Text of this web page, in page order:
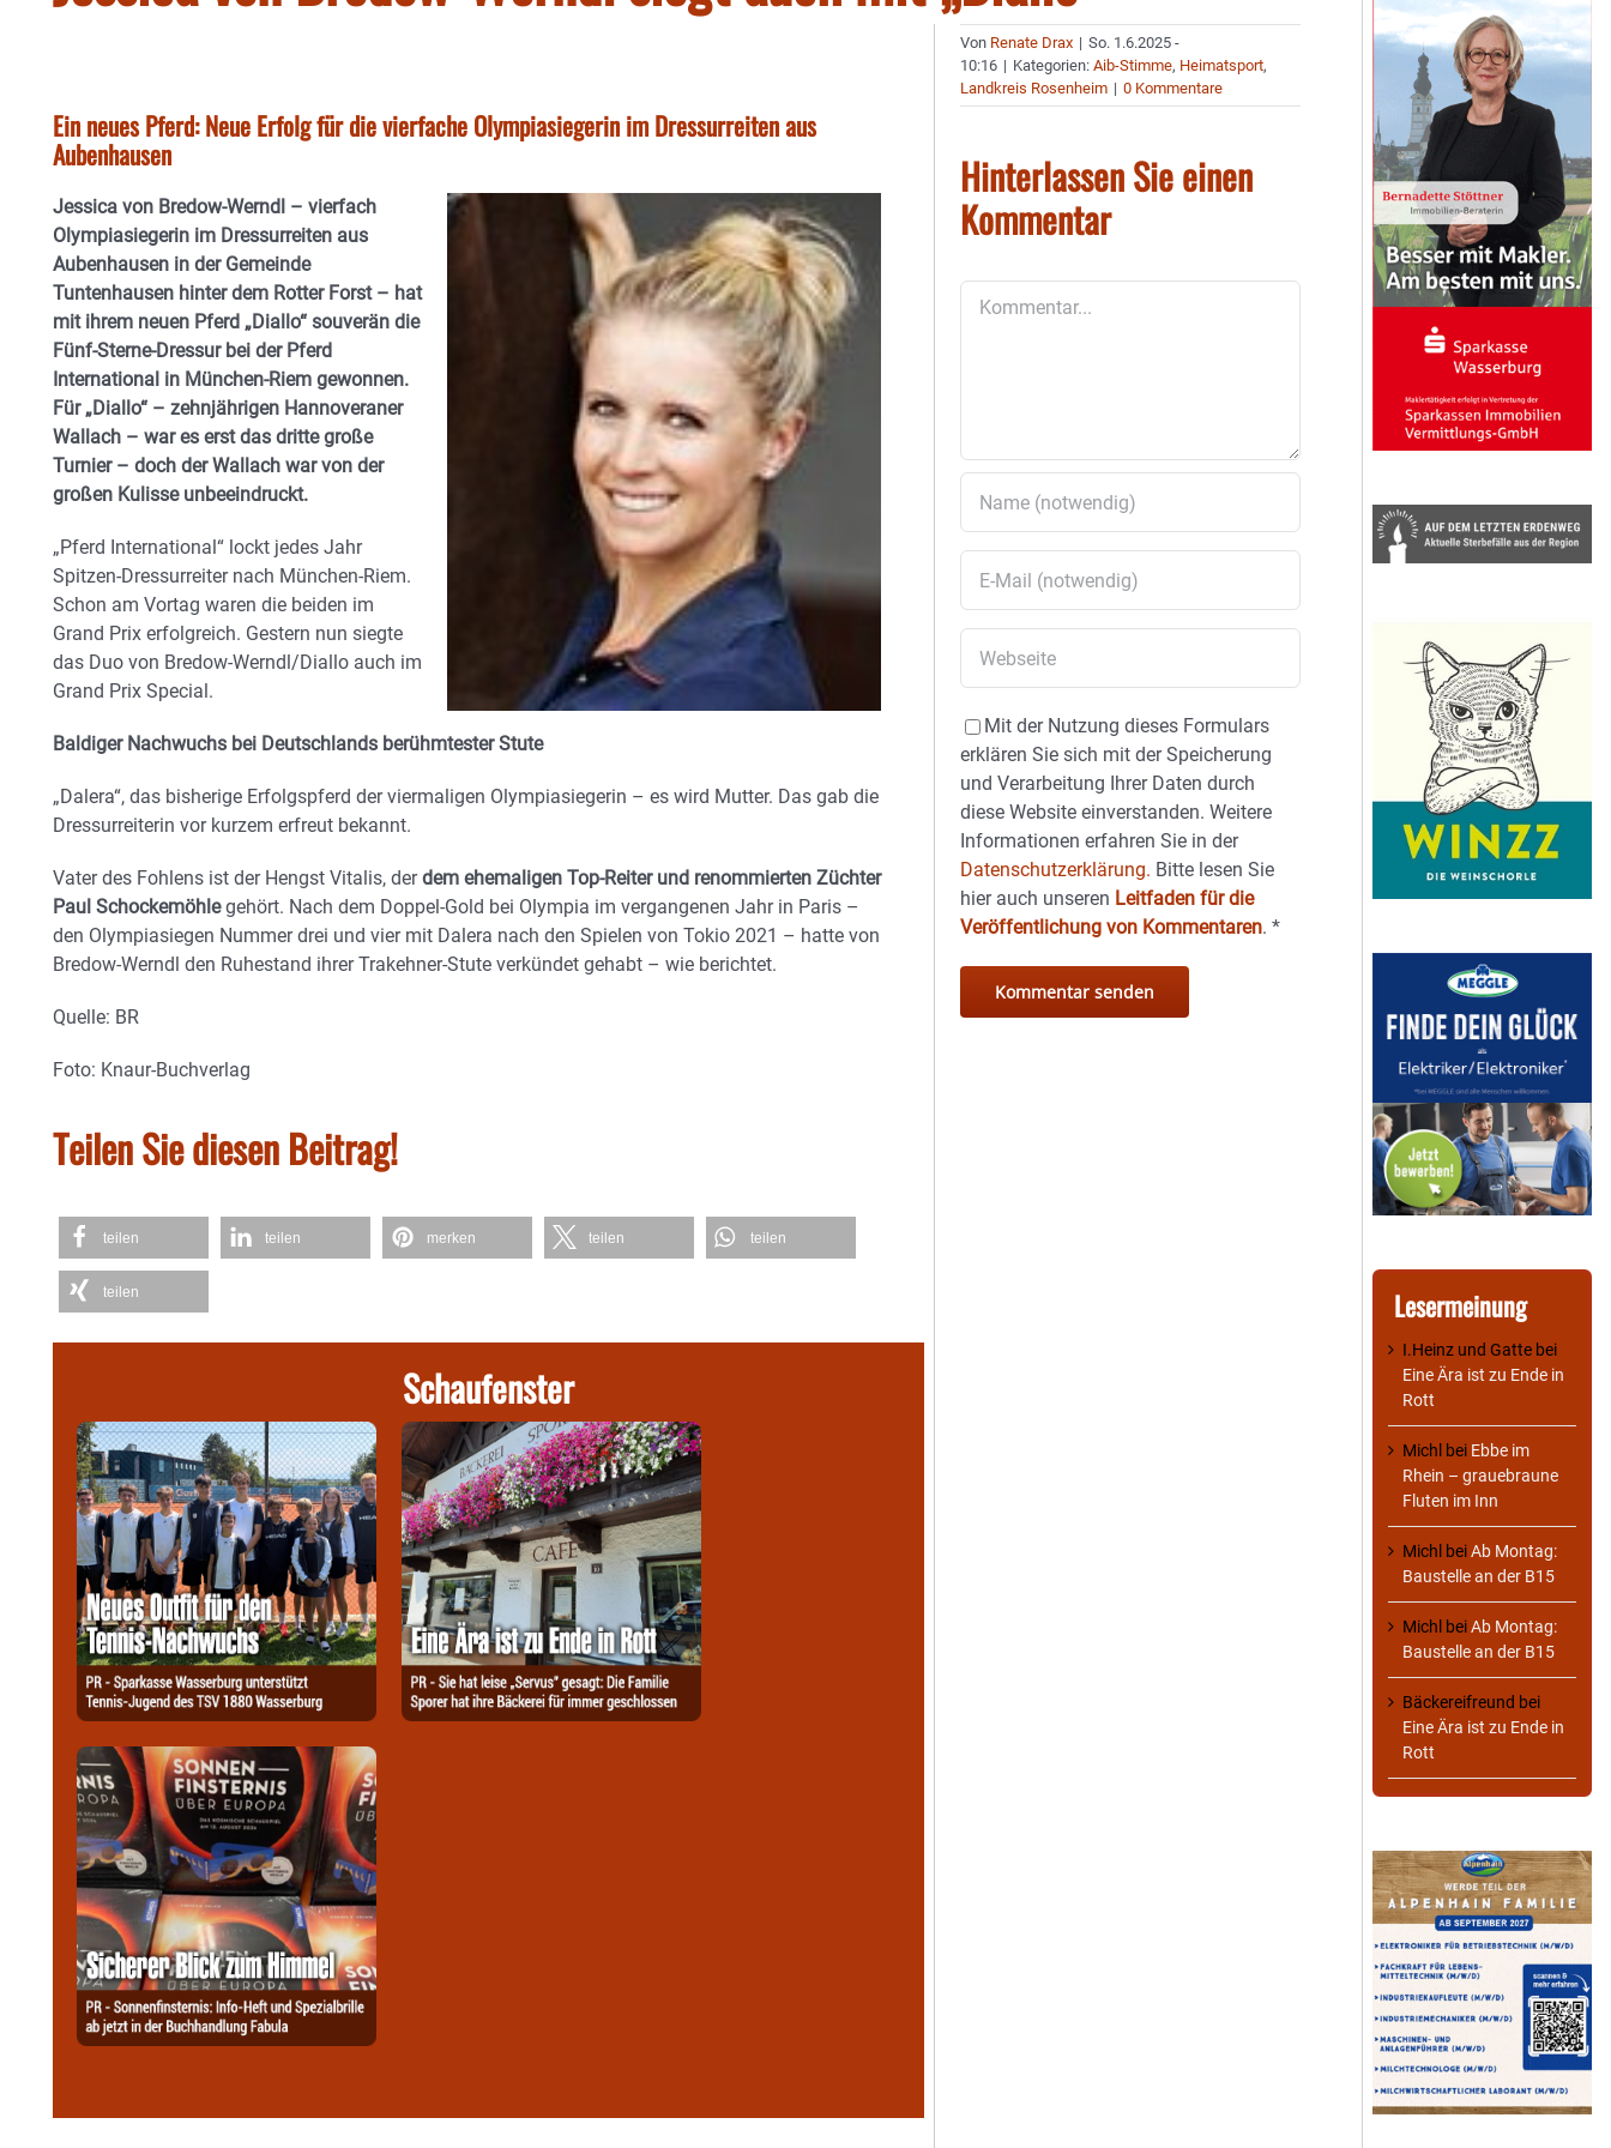
Ein neues Pferd: Neue Erfolg für die vierfache Olympiasiegerin im Dressurreiten aus
Aubenhausen
Jessica von Bredow-Werndl – vierfach
Olympiasiegerin im Dressurreiten aus
Aubenhausen in der Gemeinde
Tuntenhausen hinter dem Rotter Forst – hat
mit ihrem neuen Pferd „Diallo“ souverän die
Fünf-Sterne-Dressur bei der Pferd
International in München-Riem gewonnen.
Für „Diallo“ – zehnjährigen Hannoveraner
Wallach – war es erst das dritte große
Turnier – doch der Wallach war von der
großen Kulisse unbeeindruckt.
„Pferd International“ lockt jedes Jahr
Spitzen-Dressurreiter nach München-Riem.
Schon am Vortag waren die beiden im
Grand Prix erfolgreich. Gestern nun siegte
das Duo von Bredow-Werndl/Diallo auch im
Grand Prix Special.
Baldiger Nachwuchs bei Deutschlands berühmtester Stute
„Dalera“, das bisherige Erfolgspferd der viermaligen Olympiasiegerin – es wird Mutter. Das gab die
Dressurreiterin vor kurzem erfreut bekannt.
Vater des Fohlens ist der Hengst Vitalis, derdem ehemaligen Top-Reiter und renommierten Züchter
Paul Schockemöhlegehört. Nach dem Doppel-Gold bei Olympia im vergangenen Jahr in Paris –
den Olympiasiegen Nummer drei und vier mit Dalera nach den Spielen von Tokio 2021 – hatte von
Bredow-Werndl den Ruhestand ihrer Trakehner-Stute verkündet gehabt – wie berichtet.
Quelle: BR
Foto: Knaur-Buchverlag
Teilen Sie diesen Beitrag!
teilen teilen merken teilen teilen
teilen
Schaufenster
Von Renate Drax | So. 1.6.2025 -
10:16 | Kategorien:Aib-Stimme, Heimatsport,
Landkreis Rosenheim | 0 Kommentare
Hinterlassen Sie einen
Kommentar
Mit der Nutzung dieses Formulars
erklären Sie sich mit der Speicherung
und Verarbeitung Ihrer Daten durch
diese Website einverstanden. Weitere
Informationen erfahren Sie in der
Datenschutzerklärung. Bitte lesen Sie
hier auch unseren Leitfaden für die
Veröffentlichung von Kommentaren.*
Lesermeinung
I.Heinz und Gatte bei
Eine Ära ist zu Ende in
Rott
Michl bei Ebbe im
Rhein – grauebraune
Fluten im Inn
Michl beiAb Montag:
Baustelle an der B15
Michl beiAb Montag:
Baustelle an der B15
Bäckereifreund bei
Eine Ära ist zu Ende in
Rott